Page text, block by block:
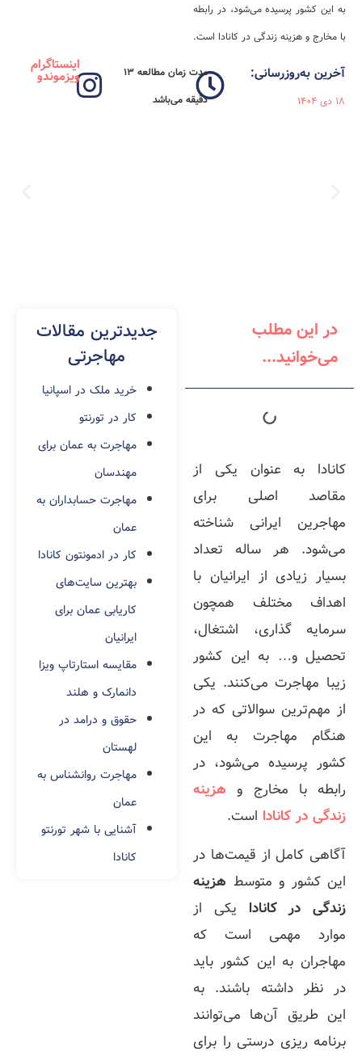
به این کشور پرسیده می‌شود، در رابطه
با مخارج و هزینه زندگی در کانادا است.
آخرین به‌روزرسانی:
18 دی 1404
مدت زمان مطالعه 13
دقیقه می‌باشد
اینستاگرام
ویزموندو
در این مطلب
می‌خوانید...
کانادا به عنوان یکی از
مقاصد اصلی برای
مهاجرین ایرانی شناخته
می‌شود. هر ساله تعداد
بسیار زیادی از ایرانیان با
اهداف مختلف همچون
سرمایه گذاری، اشتغال،
تحصیل و… به این کشور
زیبا مهاجرت می‌کنند. یکی
از مهم‌ترین سوالاتی که در
هنگام مهاجرت به این
کشور پرسیده می‌شود، در
رابطه با مخارج و هزینه
زندگی در کانادا است.
آگاهی کامل از قیمت‌ها در
این کشور و متوسط هزینه
زندگی در کانادا یکی از
موارد مهمی است که
مهاجران به این کشور باید
در نظر داشته باشند. به
این طریق آن‌ها می‌توانند
برنامه ریزی درستی را برای
جدیدترین مقالات
مهاجرتی
خرید ملک در اسپانیا
کار در تورنتو
مهاجرت به عمان برای
مهندسان
مهاجرت حسابداران به
عمان
کار در ادمونتون کانادا
بهترین سایت‌های
کاریابی عمان برای
ایرانیان
مقایسه استارتاپ ویزا
دانمارک و هلند
حقوق و درامد در
لهستان
مهاجرت روانشناس به
عمان
آشنایی با شهر تورنتو
کانادا